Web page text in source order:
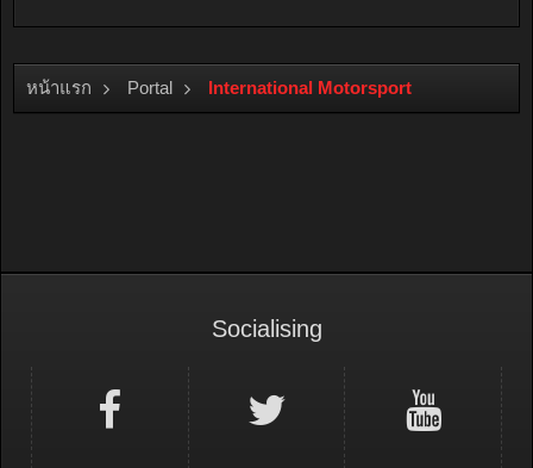
หน้าแรก Portal International Motorsport
Socialising